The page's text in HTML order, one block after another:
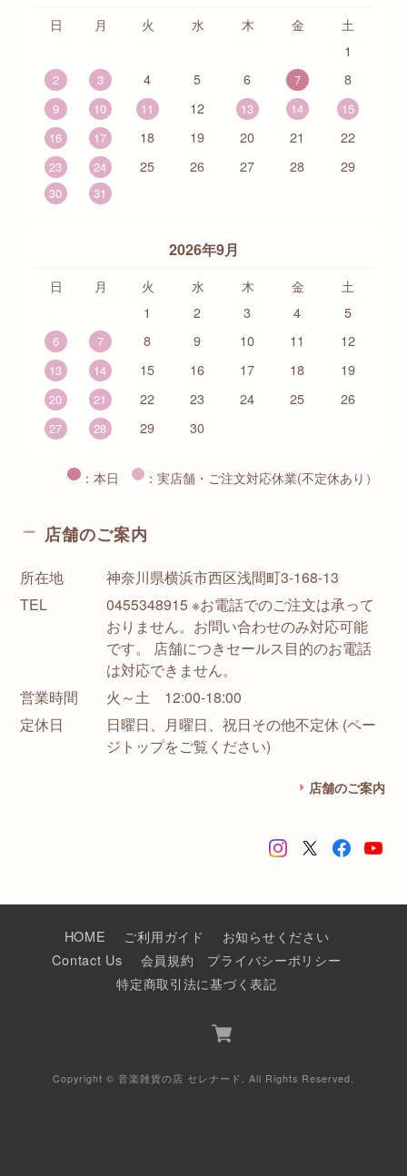
日 月 火 水 木 金
土
1
2 3 4 5 6 7 8
9 10 11 12 13 14
15
16
17 18 19 20 21 22
23 24 25 26 27 28 29
30 31
2026年9月
日 月 火 水 木 金
土
1
2 3 4 5
6 7 8 9 10 11 12
13 14 15 16 17 18 19
20 21 22 23 24 25 26
27 28 29 30
：本日 ：実店舗・ご注文対応休業(不定休あり）
店舗のご案内
所在地
神奈川県横浜市西区浅間町3-168-13
TEL
0455348915 ※お電話でのご注文は承って
おりません。お問い合わせのみ対応可能
です。 店舗につきセールス目的のお電話
は対応できません。
営業時間
火～土 12:00-18:00
定休日
日曜日、月曜日、祝日その他不定休 (ペー
ジトップをご覧ください)
店舗のご案内
HOME ご利用ガイド
お知らせください
Contact Us
会員規約
プライバシーポリシー
特定商取引法に基づく表記
Copyright © 音楽雑貨の店 セレナード. All Rights Reserved.